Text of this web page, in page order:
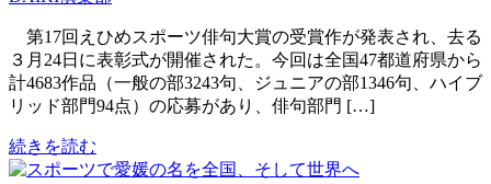
第17回えひめスポーツ俳句大賞の受賞作が発表され、去る
３月24日に表彰式が開催された。今回は全国47都道府県から
計4683作品（一般の部3243句、ジュニアの部1346句、ハイブ
リッド部門94点）の応募があり、俳句部門 […]
続きを読む